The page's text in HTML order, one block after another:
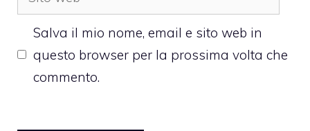
web
Salva il mio nome, email e sito web in
questo browser per la prossima volta che
commento.